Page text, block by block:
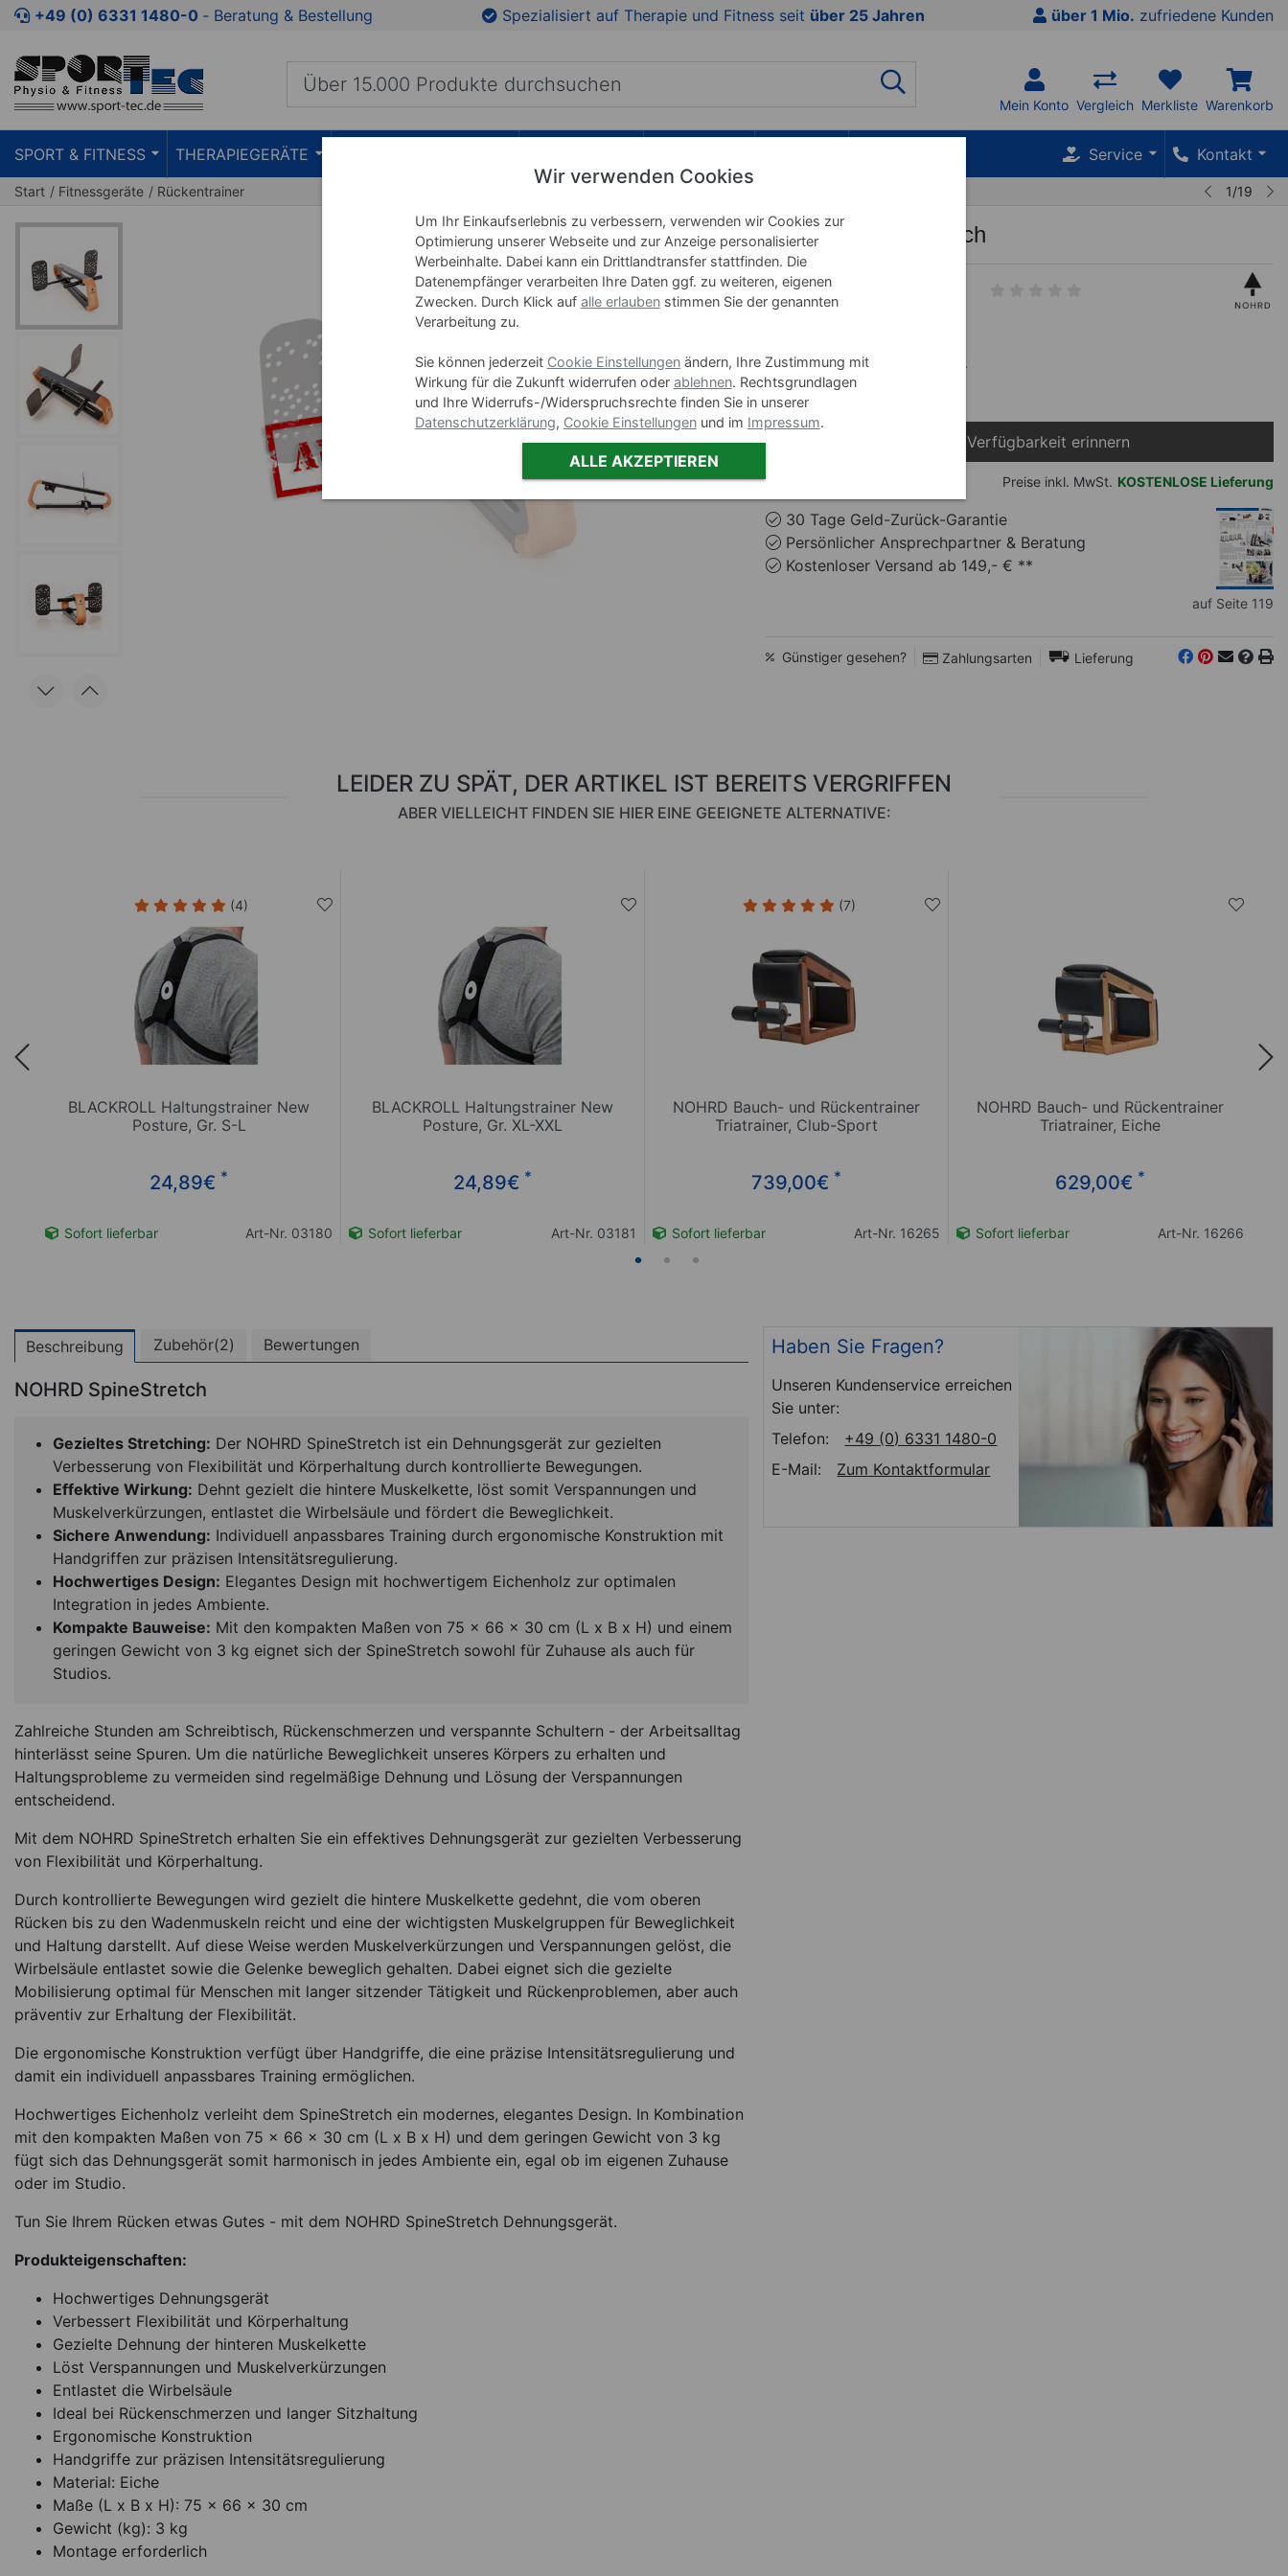
Zum Kaufbereich springen Zur Produktbeschreibung springen Zu den Produktbildern springen
+49 (0) 6331 1480-0 ‐ Beratung & Bestellung Spezialisiert auf Therapie und Fitness seit über 25 Jahren über 1 Mio. zufriedene Kunden
Mein Konto Vergleich Merkliste Warenkorb
SPORT & FITNESS THERAPIEGERÄTE Service Kontakt
Start Fitnessgeräte Rückentrainer 1/19
NOHRD SpineStretch
Art-Nr. 16262
399,00 inkl. MwSt.
oder 22.00 € mtl.
Bei Verfügbarkeit erinnern
Preise inkl. MwSt. KOSTENLOSE Lieferung
30 Tage Geld-Zurück-Garantie
Persönlicher Ansprechpartner & Beratung
Kostenloser Versand ab 149,- € **
auf Seite 119
Günstiger gesehen? Zahlungsarten Lieferung
LEIDER ZU SPÄT, DER ARTIKEL IST BEREITS VERGRIFFEN
ABER VIELLEICHT FINDEN SIE HIER EINE GEEIGNETE ALTERNATIVE:
(4)
BLACKROLL Haltungstrainer New
Posture, Gr. S-L
24,89€ *
Sofort lieferbar Art-Nr. 03180
BLACKROLL Haltungstrainer New
Posture, Gr. XL-XXL
24,89€ *
Sofort lieferbar Art-Nr. 03181
(7)
NOHRD Bauch- und Rückentrainer
Triatrainer, Club-Sport
739,00€ *
Sofort lieferbar Art-Nr. 16265
NOHRD Bauch- und Rückentrainer
Triatrainer, Eiche
629,00€ *
Sofort lieferbar Art-Nr. 16266
Beschreibung Zubehör(2) Bewertungen
NOHRD SpineStretch
Gezieltes Stretching: Der NOHRD SpineStretch ist ein Dehnungsgerät zur gezielten
Verbesserung von Flexibilität und Körperhaltung durch kontrollierte Bewegungen.
Effektive Wirkung: Dehnt gezielt die hintere Muskelkette, löst somit Verspannungen und
Muskelverkürzungen, entlastet die Wirbelsäule und fördert die Beweglichkeit.
Sichere Anwendung: Individuell anpassbares Training durch ergonomische Konstruktion mit
Handgriffen zur präzisen Intensitätsregulierung.
Hochwertiges Design: Elegantes Design mit hochwertigem Eichenholz zur optimalen
Integration in jedes Ambiente.
Kompakte Bauweise: Mit den kompakten Maßen von 75 x 66 x 30 cm (L x B x H) und einem
geringen Gewicht von 3 kg eignet sich der SpineStretch sowohl für Zuhause als auch für
Studios.
Zahlreiche Stunden am Schreibtisch, Rückenschmerzen und verspannte Schultern - der Arbeitsalltag
hinterlässt seine Spuren. Um die natürliche Beweglichkeit unseres Körpers zu erhalten und
Haltungsprobleme zu vermeiden sind regelmäßige Dehnung und Lösung der Verspannungen
entscheidend.
Mit dem NOHRD SpineStretch erhalten Sie ein effektives Dehnungsgerät zur gezielten Verbesserung
von Flexibilität und Körperhaltung.
Durch kontrollierte Bewegungen wird gezielt die hintere Muskelkette gedehnt, die vom oberen
Rücken bis zu den Wadenmuskeln reicht und eine der wichtigsten Muskelgruppen für Beweglichkeit
und Haltung darstellt. Auf diese Weise werden Muskelverkürzungen und Verspannungen gelöst, die
Wirbelsäule entlastet sowie die Gelenke beweglich gehalten. Dabei eignet sich die gezielte
Mobilisierung optimal für Menschen mit langer sitzender Tätigkeit und Rückenproblemen, aber auch
präventiv zur Erhaltung der Flexibilität.
Die ergonomische Konstruktion verfügt über Handgriffe, die eine präzise Intensitätsregulierung und
damit ein individuell anpassbares Training ermöglichen.
Hochwertiges Eichenholz verleiht dem SpineStretch ein modernes, elegantes Design. In Kombination
mit den kompakten Maßen von 75 x 66 x 30 cm (L x B x H) und dem geringen Gewicht von 3 kg
fügt sich das Dehnungsgerät somit harmonisch in jedes Ambiente ein, egal ob im eigenen Zuhause
oder im Studio.
Tun Sie Ihrem Rücken etwas Gutes - mit dem NOHRD SpineStretch Dehnungsgerät.
Produkteigenschaften:
Hochwertiges Dehnungsgerät
Verbessert Flexibilität und Körperhaltung
Gezielte Dehnung der hinteren Muskelkette
Löst Verspannungen und Muskelverkürzungen
Entlastet die Wirbelsäule
Ideal bei Rückenschmerzen und langer Sitzhaltung
Ergonomische Konstruktion
Handgriffe zur präzisen Intensitätsregulierung
Material: Eiche
Maße (L x B x H): 75 x 66 x 30 cm
Gewicht (kg): 3 kg
Montage erforderlich
Haben Sie Fragen?
Unseren Kundenservice erreichen
Sie unter:
Telefon:
+49 (0) 6331 1480-0
E-Mail:
Zum Kontaktformular
Wir verwenden Cookies
Um Ihr Einkaufserlebnis zu verbessern, verwenden wir Cookies zur
Optimierung unserer Webseite und zur Anzeige personalisierter
Werbeinhalte. Dabei kann ein Drittlandtransfer stattfinden. Die
Datenempfänger verarbeiten Ihre Daten ggf. zu weiteren, eigenen
Zwecken. Durch Klick auf alle erlaubenstimmen Sie der genannten
Verarbeitung zu.
Sie können jederzeit Cookie Einstellungenändern, Ihre Zustimmung mit
Wirkung für die Zukunft widerrufen oder ablehnen. Rechtsgrundlagen
und Ihre Widerrufs-/Widerspruchsrechte finden Sie in unserer
Datenschutzerklärung, Cookie Einstellungenund im Impressum.
ALLE AKZEPTIEREN